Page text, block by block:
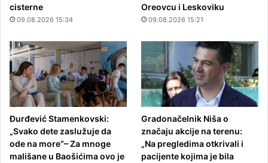
cisterne
09.08.2026 15:34
Oreovcu i Leskoviku
09.08.2026 15:21
Đurđević Stamenkovski:
„Svako dete zaslužuje da
ode na more“– Za mnoge
mališane u Baošićima ovo je
Gradonačelnik Niša o
značaju akcije na terenu:
„Na pregledima otkrivali i
pacijente kojima je bila